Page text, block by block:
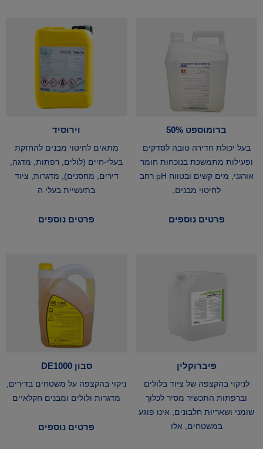
ברומוספט 50%
בעל יכולת חדירה טובה לסדקים
ופעילות מתמשכת בנוכחות חומר
אורגני, מים קשים ובטווח pH רחב
לחיטוי מבנים,
פרטים נוספים
וירוסיד
מתאים לחיטוי מבנים להחזקת
בעלי-חיים (לולים, רפתות, מדגה,
דירים, מחסנים), מדגרות, ציוד
בתעשיית בעלי ה
פרטים נוספים
פיברוקלין
לניקוי בהקצפה של ציוד בלולים
וברפתות התכשיר מסיר לכלוך
שומני ושאריות חלבונים, אינו פוגע
במשטחים, אלו
סבון DE1000
ניקוי בהקצפה על משטחים בדירים,
מדגרות ולולים ומבנים חקלאיים
פרטים נוספים